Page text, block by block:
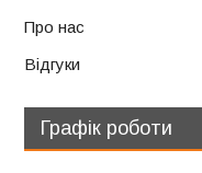
Про нас
Відгуки
Графік роботи